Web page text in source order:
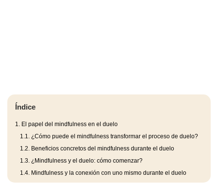
Índice
1. El papel del mindfulness en el duelo
1.1. ¿Cómo puede el mindfulness transformar el proceso de duelo?
1.2. Beneficios concretos del mindfulness durante el duelo
1.3. ¿Mindfulness y el duelo: cómo comenzar?
1.4. Mindfulness y la conexión con uno mismo durante el duelo